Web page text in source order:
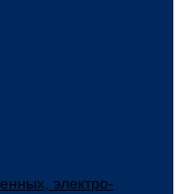
электро-